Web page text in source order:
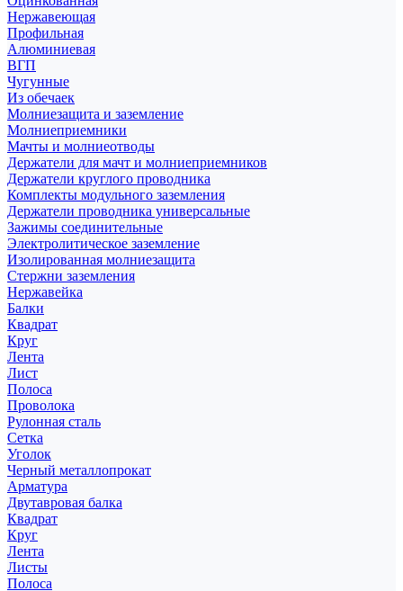
Нержавеющая
Профильная
Алюминиевая
ВГП
Чугунные
Из обечаек
Молниезащита и заземление
Молниеприемники
Мачты и молниеотводы
Держатели для мачт и молниеприемников
Держатели круглого проводника
Комплекты модульного заземления
Держатели проводника универсальные
Зажимы соединительные
Электролитическое заземление
Изолированная молниезащита
Стержни заземления
Нержавейка
Балки
Квадрат
Круг
Лента
Лист
Полоса
Проволока
Рулонная сталь
Сетка
Уголок
Черный металлопрокат
Арматура
Двутавровая балка
Квадрат
Круг
Лента
Листы
Полоса